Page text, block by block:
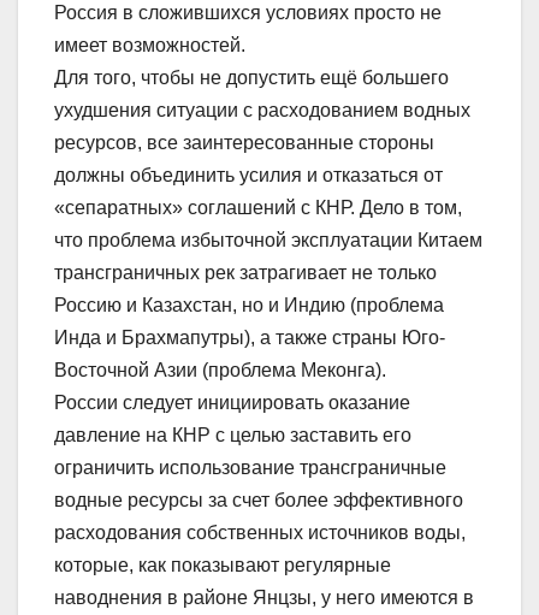
Россия в сложившихся условиях просто не
имеет возможностей.
Для того, чтобы не допустить ещё большего
ухудшения ситуации с расходованием водных
ресурсов, все заинтересованные стороны
должны объединить усилия и отказаться от
«сепаратных» соглашений с КНР. Дело в том,
что проблема избыточной эксплуатации Китаем
трансграничных рек затрагивает не только
Россию и Казахстан, но и Индию (проблема
Инда и Брахмапутры), а также страны Юго-
Восточной Азии (проблема Меконга).
России следует инициировать оказание
давление на КНР с целью заставить его
ограничить использование трансграничные
водные ресурсы за счет более эффективного
расходования собственных источников воды,
которые, как показывают регулярные
наводнения в районе Янцзы, у него имеются в